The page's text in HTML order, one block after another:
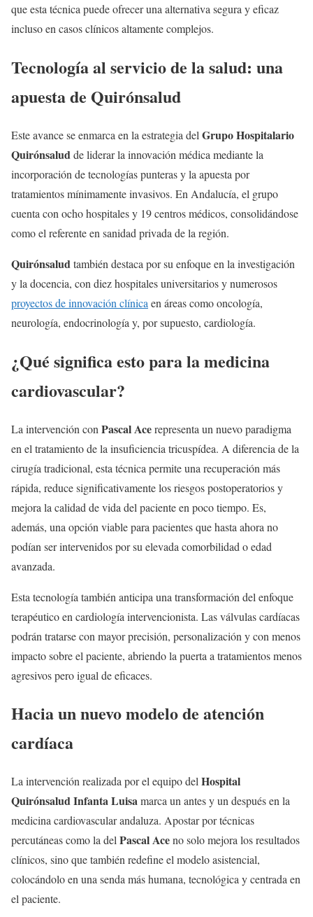
que esta técnica puede ofrecer una alternativa segura y eficaz
incluso en casos clínicos altamente complejos.
Tecnología al servicio de la salud: una
apuesta de Quirónsalud
Este avance se enmarca en la estrategia del Grupo Hospitalario
Quirónsaludde liderar la innovación médica mediante la
incorporación de tecnologías punteras y la apuesta por
tratamientos mínimamente invasivos. En Andalucía, el grupo
cuenta con ocho hospitales y 19 centros médicos, consolidándose
como el referente en sanidad privada de la región.
Quirónsaludtambién destaca por su enfoque en la investigación
y la docencia, con diez hospitales universitarios y numerosos
proyectos de innovación clínica en áreas como oncología,
neurología, endocrinología y, por supuesto, cardiología.
¿Qué significa esto para la medicina
cardiovascular?
La intervención con Pascal Acerepresenta un nuevo paradigma
en el tratamiento de la insuficiencia tricuspídea. A diferencia de la
cirugía tradicional, esta técnica permite una recuperación más
rápida, reduce significativamente los riesgos postoperatorios y
mejora la calidad de vida del paciente en poco tiempo. Es,
además, una opción viable para pacientes que hasta ahora no
podían ser intervenidos por su elevada comorbilidad o edad
avanzada.
Esta tecnología también anticipa una transformación del enfoque
terapéutico en cardiología intervencionista. Las válvulas cardíacas
podrán tratarse con mayor precisión, personalización y con menos
impacto sobre el paciente, abriendo la puerta a tratamientos menos
agresivos pero igual de eficaces.
Hacia un nuevo modelo de atención
cardíaca
La intervención realizada por el equipo delHospital
Quirónsalud Infanta Luisamarca un antes y un después en la
medicina cardiovascular andaluza. Apostar por técnicas
percutáneas como la delPascal Aceno solo mejora los resultados
clínicos, sino que también redefine el modelo asistencial,
colocándolo en una senda más humana, tecnológica y centrada en
el paciente.